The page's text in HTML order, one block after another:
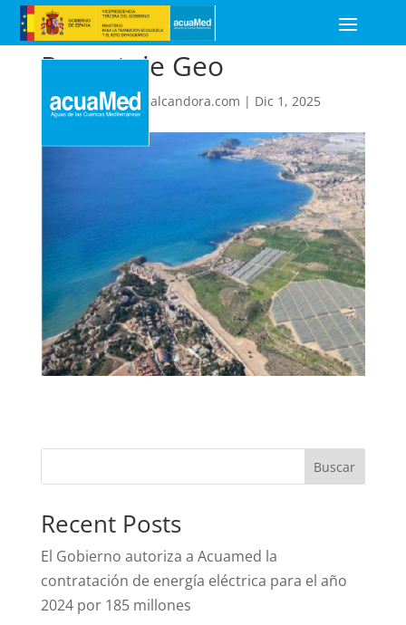
Reportaje Geo
pord.sampedro@alcandora.com | Dic 1, 2025
Buscar
Recent Posts
El Gobierno autoriza a Acuamed la
contratación de energía eléctrica para el año
2024 por 185 millones